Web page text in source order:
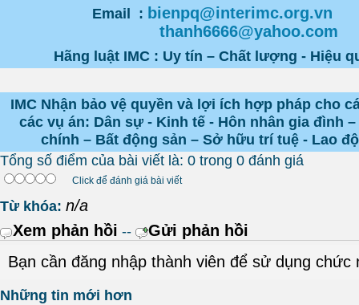
Email : bienpq@interimc.org.vn
thanh6666@yahoo.com
Hãng luật IMC : Uy tín – Chất lượng - Hiệu
IMC Nhận bảo vệ quyền và lợi ích hợp pháp cho
các vụ án: Dân sự - Kinh tế - Hôn nhân gia đình
chính – Bất động sản – Sở hữu trí tuệ - Lao
Tổng số điểm của bài viết là: 0 trong 0 đánh giá
Click để đánh giá bài viết
Từ khóa: n/a
Xem phản hồi --
Gửi phản hồi
Bạn cần đăng nhập thành viên để sử dụng chức
Những tin mới hơn